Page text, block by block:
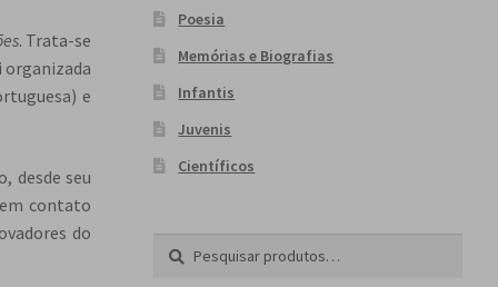
. Trata-se
organizada
e
desde seu
contato
do
Poesia
Memórias e Biografias
Infantis
Juvenis
Científicos
Pesquisar